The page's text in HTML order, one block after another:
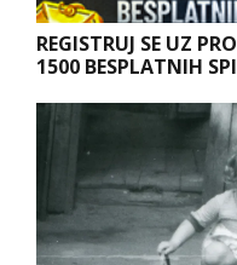
REGISTRUJ SE UZ
1500 BESPLATNIH